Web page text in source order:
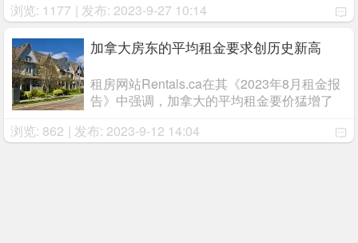
浏览: 1177 | 发布: 2023-9-27 10:14
加拿大房东的平均租金要求创历史新高
租房网站Rentals.ca在其《2023年8月租金报
告》中强调，加拿大的平均租金要价猛增了
外费用比两年前增加了354元。 ...
浏览: 862 | 发布: 2023-9-12 14:04